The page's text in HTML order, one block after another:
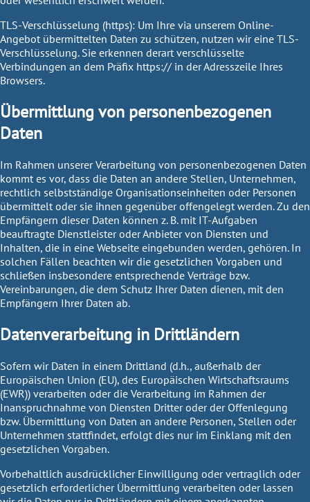
TLS-Verschlüsselung (https): Um Ihre via unserem Online-
Angebot übermittelten Daten zu schützen, nutzen wir eine TLS-
Verschlüsselung. Sie erkennen derart verschlüsselte
Verbindungen an dem Präfix https:// in der Adresszeile Ihres
Browsers.
Übermittlung von personenbezogenen
Daten
Im Rahmen unserer Verarbeitung von personenbezogenen Daten
kommt es vor, dass die Daten an andere Stellen, Unternehmen,
rechtlich selbstständige Organisationseinheiten oder Personen
übermittelt oder sie ihnen gegenüber offengelegt werden. Zu den
Empfängern dieser Daten können z. B. mit IT-Aufgaben
beauftragte Dienstleister oder Anbieter von Diensten und
Inhalten, die in eine Webseite eingebunden werden, gehören. In
solchen Fällen beachten wir die gesetzlichen Vorgaben und
schließen insbesondere entsprechende Verträge bzw.
Vereinbarungen, die dem Schutz Ihrer Daten dienen, mit den
Empfängern Ihrer Daten ab.
Datenverarbeitung in Drittländern
Sofern wir Daten in einem Drittland (d.h., außerhalb der
Europäischen Union (EU), des Europäischen Wirtschaftsraums
(EWR)) verarbeiten oder die Verarbeitung im Rahmen der
Inanspruchnahme von Diensten Dritter oder der Offenlegung
bzw. Übermittlung von Daten an andere Personen, Stellen oder
Unternehmen stattfindet, erfolgt dies nur im Einklang mit den
gesetzlichen Vorgaben.
Vorbehaltlich ausdrücklicher Einwilligung oder vertraglich oder
gesetzlich erforderlicher Übermittlung verarbeiten oder lassen